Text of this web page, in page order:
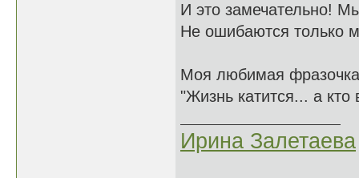
И это замечательно!
Не ошибаются только
Моя любимая
"Жизнь катится... а
Ирина Залетаева